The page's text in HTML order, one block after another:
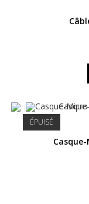
ÉPUISÉ
Casque-